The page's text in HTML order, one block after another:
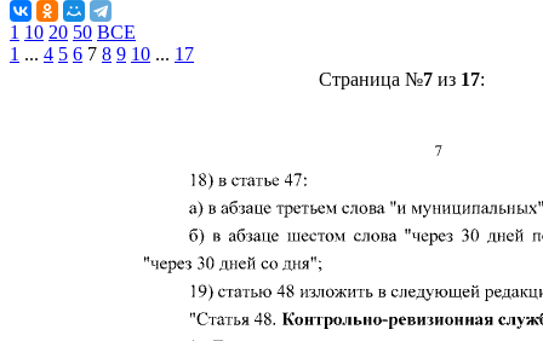
1 10 20 50 ВСЕ
1 ... 4 5 6 7 8 9 10 ... 17
Страница №7из 17: